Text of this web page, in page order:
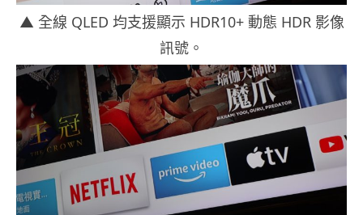
▲ 全線 QLED 均支援顯示 HDR10+ 動態 HDR 影像
訊號。